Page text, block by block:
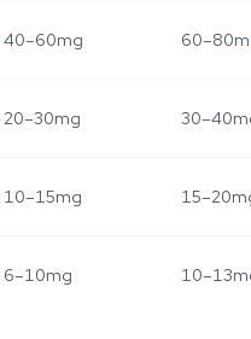
40–60mg
20–30mg
10–15mg
6–10mg